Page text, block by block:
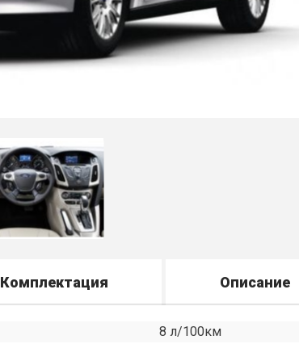
Комплектация Описание
8 л/100км